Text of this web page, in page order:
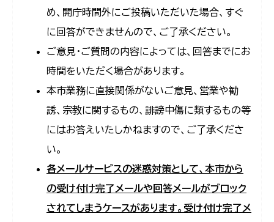
め、開庁時間外にご投稿いただいた場合、すぐ
に回答ができませんので、ご了承ください。
ご意見・ご質問の内容によっては、回答までにお
時間をいただく場合があります。
本市業務に直接関係がないご意見、営業や勧
誘、宗教に関するもの、誹謗中傷に類するもの等
にはお答えいたしかねますので、ご了承くださ
い。
各メールサービスの迷惑対策として、本市から
の受け付け完了メールや回答メールがブロック
されてしまうケースがあります。受け付け完了メ